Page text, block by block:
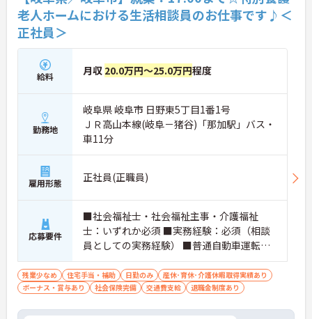
老人ホームにおける生活相談員のお仕事です♪＜
正社員＞
給料 月収 20.0万円～25.0万円程度
勤務地
岐阜県 岐阜市 日野東5丁目1番1号
ＪＲ高山本線(岐阜－猪谷)「那加駅」バス・
車11分
雇用形態 正社員(正職員)
応募要件
■社会福祉士・社会福祉主事・介護福祉
士：いずれか必須 ■実務経験：必須（相談
員としての実務経験） ■普通自動車運転免
許（AT限定可） ※ハイエースの運転がで
きる方
残業少なめ 住宅手当・補助 日勤のみ
産休･育休･介護休暇取得実績あり
ボーナス・賞与あり
社会保険完備 交通費支給 退職金制度あり